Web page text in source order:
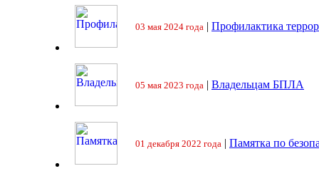
03 мая 2024 года | Профилактика
05 мая 2023 года | Владельцам БПЛА
01 декабря 2022 года | Памятка по